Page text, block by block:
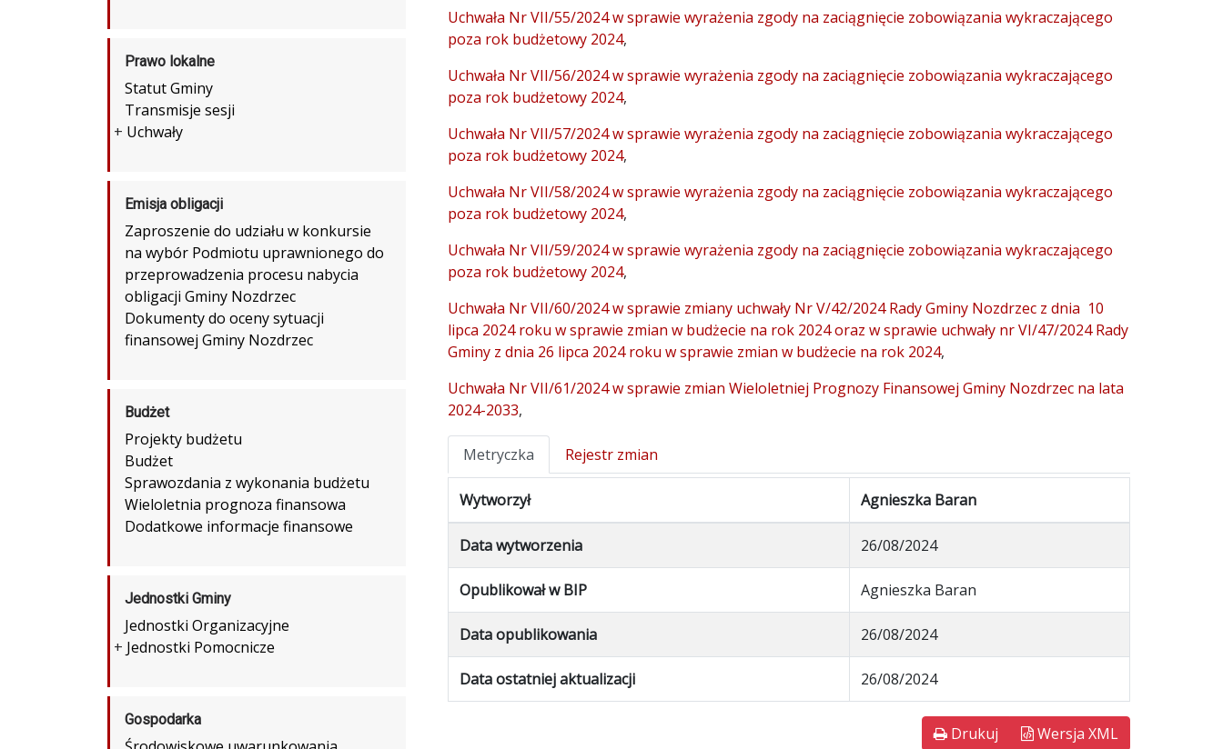
Prawo lokalne
Statut Gminy
Transmisje sesji
+ Uchwały
Emisja obligacji
Zaproszenie do udziału w konkursie
na wybór Podmiotu uprawnionego do
przeprowadzenia procesu nabycia
obligacji Gminy Nozdrzec
Dokumenty do oceny sytuacji
finansowej Gminy Nozdrzec
Budżet
Projekty budżetu
Budżet
Sprawozdania z wykonania budżetu
Wieloletnia prognoza finansowa
Dodatkowe informacje finansowe
Jednostki Gminy
Jednostki Organizacyjne
+ Jednostki Pomocnicze
Gospodarka
Uchwała Nr VII/55/2024 w sprawie wyrażenia zgody na zaciągnięcie zobowiązania wykraczającego
poza rok budżetowy 2024,
Uchwała Nr VII/56/2024 w sprawie wyrażenia zgody na zaciągnięcie zobowiązania wykraczającego
poza rok budżetowy 2024,
Uchwała Nr VII/57/2024 w sprawie wyrażenia zgody na zaciągnięcie zobowiązania wykraczającego
poza rok budżetowy 2024,
Uchwała Nr VII/58/2024 w sprawie wyrażenia zgody na zaciągnięcie zobowiązania wykraczającego
poza rok budżetowy 2024,
Uchwała Nr VII/59/2024 w sprawie wyrażenia zgody na zaciągnięcie zobowiązania wykraczającego
poza rok budżetowy 2024,
Uchwała Nr VII/60/2024 w sprawie zmiany uchwały Nr V/42/2024 Rady Gminy Nozdrzec z dnia 10
lipca 2024 roku w sprawie zmian w budżecie na rok 2024 oraz w sprawie uchwały nr VI/47/2024 Rady
Gminy z dnia 26 lipca 2024 roku w sprawie zmian w budżecie na rok 2024,
Uchwała Nr VII/61/2024 w sprawie zmian Wieloletniej Prognozy Finansowej Gminy Nozdrzec na lata
2024-2033,
Metryczka Rejestr zmian
Wytworzył Agnieszka Baran
Data wytworzenia 26/08/2024
Opublikował w BIP Agnieszka Baran
Data opublikowania 26/08/2024
Data ostatniej aktualizacji 26/08/2024
Drukuj Wersja XML